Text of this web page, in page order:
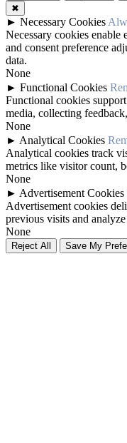
✖
► Necessary Cookies
Necessary cookies enable
and consent preference
data.
None
► Functional Cookies
Functional cookies
media, collecting
None
► Analytical Cookies
Analytical cookies track
metrics like visitor count,
None
► Advertisement Cookies
Advertisement cookies
previous visits and
None
Reject All Save My